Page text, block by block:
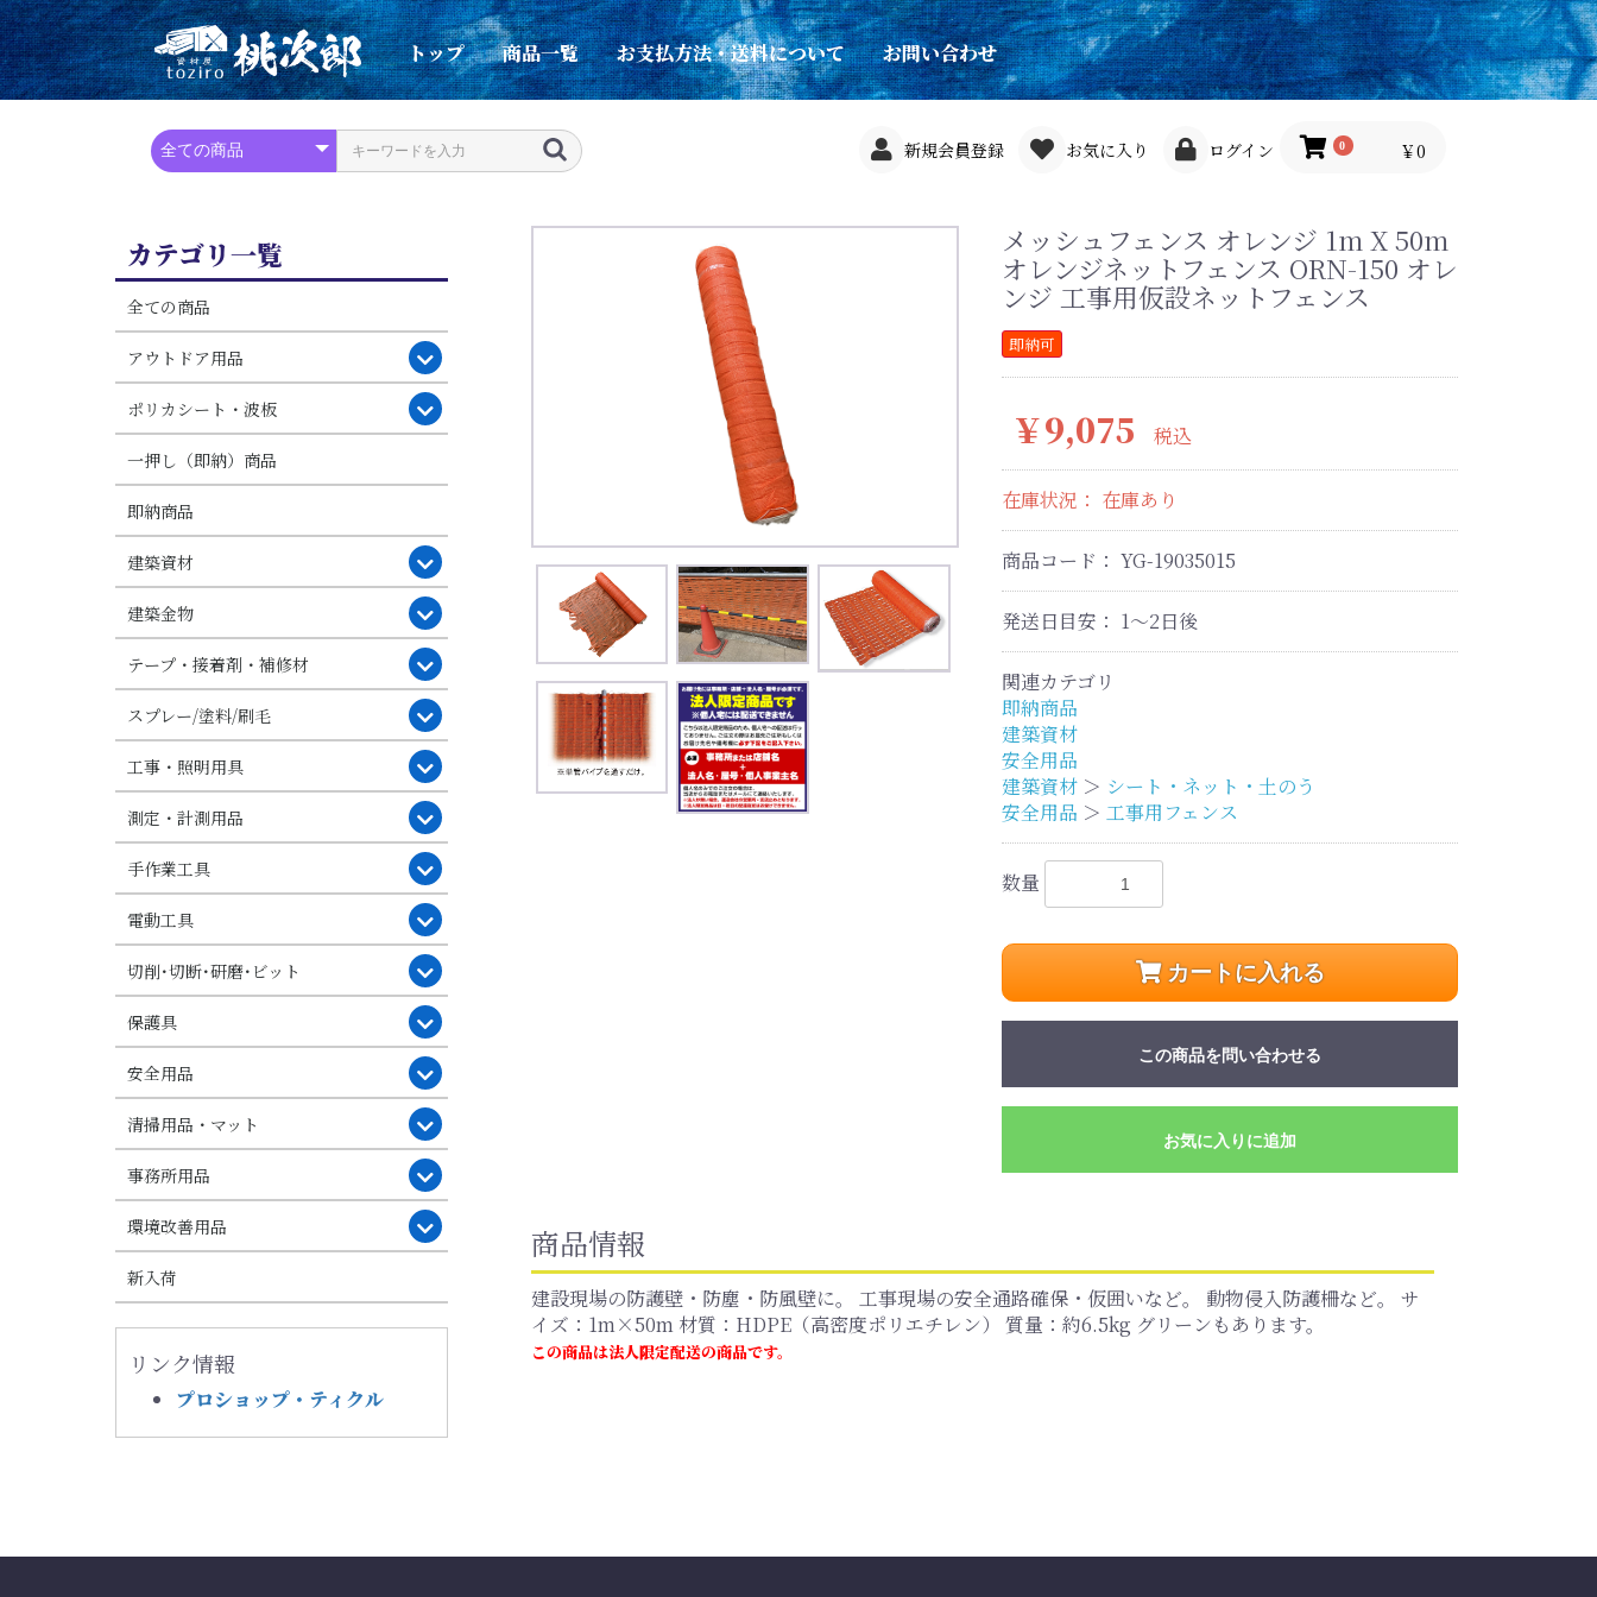
トップ 商品一覧 お支払方法・送料について お問い合わせ
新規会員登録 お気に入り ログイン 0 ￥0
カテゴリ一覧
全ての商品
アウトドア用品
ポリカシート・波板
一押し（即納）商品
即納商品
建築資材
建築金物
テープ・接着剤・補修材
スプレー/塗料/刷毛
工事・照明用具
測定・計測用品
手作業工具
電動工具
切削･切断･研磨･ビット
保護具
安全用品
清掃用品・マット
事務所用品
環境改善用品
新入荷
リンク情報
プロショップ・ティクル
メッシュフェンス オレンジ 1m X 50m
オレンジネットフェンス ORN-150 オレ
ンジ 工事用仮設ネットフェンス
即納可
￥9,075 税込
在庫状況： 在庫あり
商品コード： YG-19035015
発送日目安： 1～2日後
関連カテゴリ
即納商品
建築資材
安全用品
建築資材 ＞ シート・ネット・土のう
安全用品 ＞ 工事用フェンス
数量
カートに入れる
この商品を問い合わせる
お気に入りに追加
商品情報
建設現場の防護壁・防塵・防風壁に。 工事現場の安全通路確保・仮囲いなど。 動物侵入防護柵など。 サ
イズ：1m×50m 材質：HDPE（高密度ポリエチレン） 質量：約6.5kg グリーンもあります。
この商品は法人限定配送の商品です。